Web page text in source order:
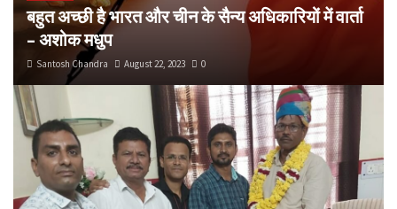
बहुत अच्छी है भारत और चीन के सैन्य अधिकारियों में वार्ता
– अशोक मधुप
Santosh Chandra August 22, 2023 0